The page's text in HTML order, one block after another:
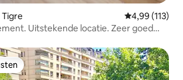
Gemiddelde
4,99 (113)
Uitstekende locatie. Zeer goed